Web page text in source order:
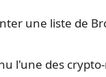
une liste de
l'une des